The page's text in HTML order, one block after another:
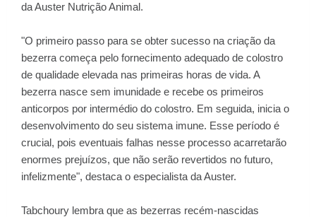
da Auster Nutrição Animal.
"O primeiro passo para se obter sucesso na criação da
bezerra começa pelo fornecimento adequado de colostro
de qualidade elevada nas primeiras horas de vida. A
bezerra nasce sem imunidade e recebe os primeiros
anticorpos por intermédio do colostro. Em seguida, inicia o
desenvolvimento do seu sistema imune. Esse período é
crucial, pois eventuais falhas nesse processo acarretarão
enormes prejuízos, que não serão revertidos no futuro,
infelizmente", destaca o especialista da Auster.
Tabchoury lembra que as bezerras recém-nascidas